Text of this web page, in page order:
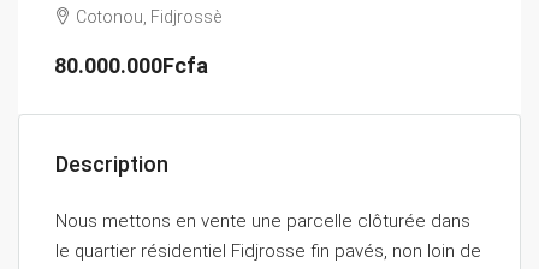
Cotonou, Fidjrossè
80.000.000Fcfa
Description
Nous mettons en vente une parcelle clôturée dans
le quartier résidentiel Fidjrosse fin pavés, non loin de